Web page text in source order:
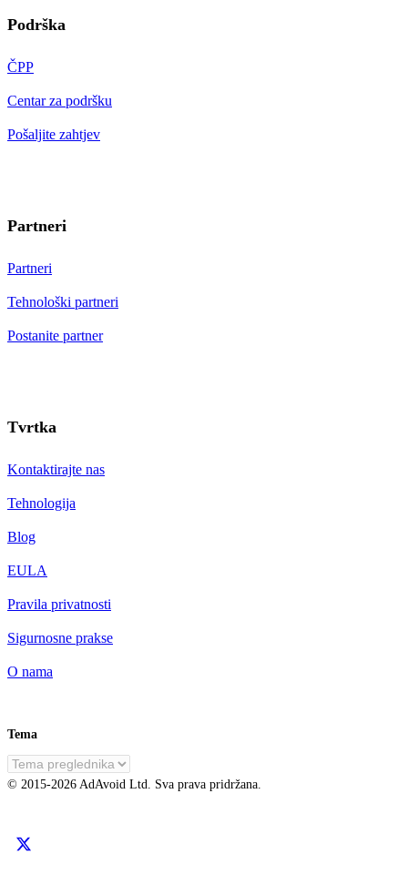
Podrška
ČPP
Centar za podršku
Pošaljite zahtjev
Partneri
Partneri
Tehnološki partneri
Postanite partner
Tvrtka
Kontaktirajte nas
Tehnologija
Blog
EULA
Pravila privatnosti
Sigurnosne prakse
O nama
Tema
© 2015-2026 AdAvoid Ltd. Sva prava pridržana.